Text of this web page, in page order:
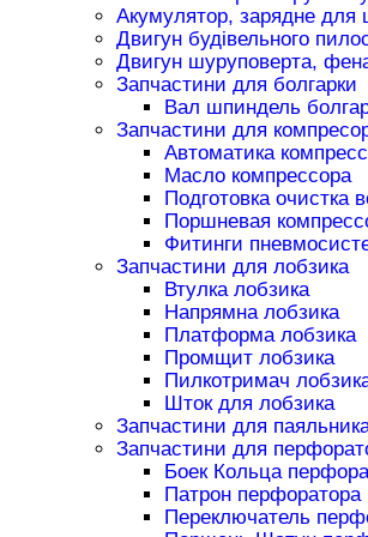
Акумулятор, зарядне для
Двигун будівельного
Двигун шуруповерта,
Запчастини для болгарки
Вал шпиндель
Запчастини для
Автоматика
Масло компрессора
Подготовка очистка
Поршневая
Фитинги
Запчастини для лобзика
Втулка лобзика
Напрямна лобзика
Платформа лобзика
Промщит лобзика
Пилкотримач
Шток для лобзика
Запчастини для
Запчастини для
Боек Кольца
Патрон перфоратора
Переключатель